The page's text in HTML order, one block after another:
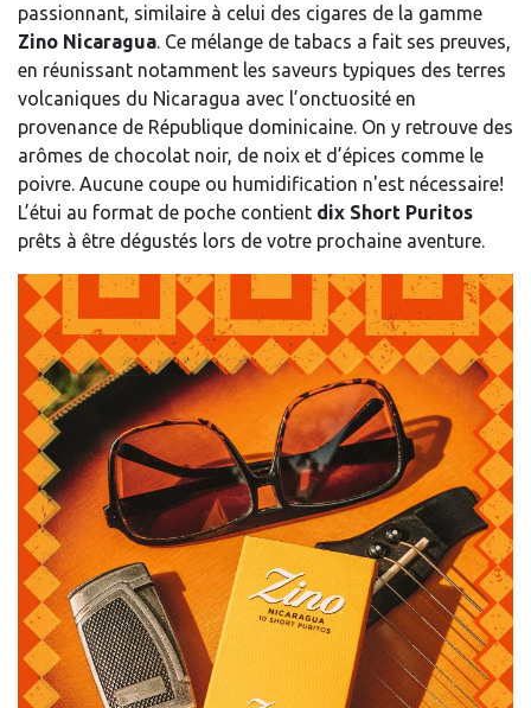
passionnant, similaire à celui des cigares de la gamme
Zino Nicaragua. Ce mélange de tabacs a fait ses preuves,
en réunissant notamment les saveurs typiques des terres
volcaniques du Nicaragua avec l’onctuosité en
provenance de République dominicaine. On y retrouve des
arômes de chocolat noir, de noix et d’épices comme le
poivre. Aucune coupe ou humidification n'est nécessaire!
L’étui au format de poche contient dix Short Puritos
prêts à être dégustés lors de votre prochaine aventure.